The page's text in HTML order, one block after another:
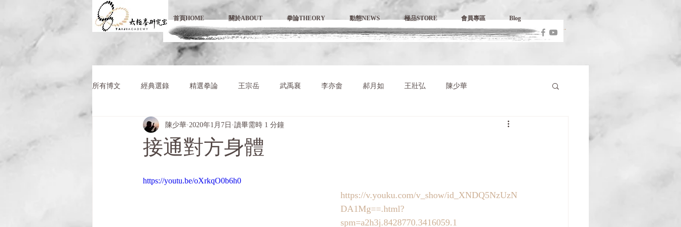
首頁HOME 關於ABOUT 拳論THEORY 動態NEWS 極品STORE 會員專區 Blog
所有博文 經典選錄 精選拳論 王宗岳 武禹襄 李亦畬 郝月如 王壯弘 陳少華
接通對方身體
陳少華 2020年1月7日 讀畢需時 1 分鐘
https://youtu.be/oXrkqO0b6h0
https://v.youku.com/v_show/id_XNDQ5NzUzN
DA1Mg==.html?
spm=a2h3j.8428770.3416059.1